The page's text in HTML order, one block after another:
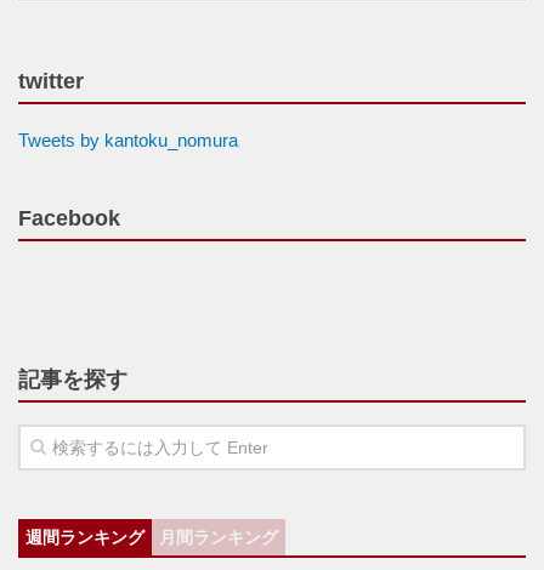
twitter
Tweets by kantoku_nomura
Facebook
記事を探す
週間ランキング 月間ランキング